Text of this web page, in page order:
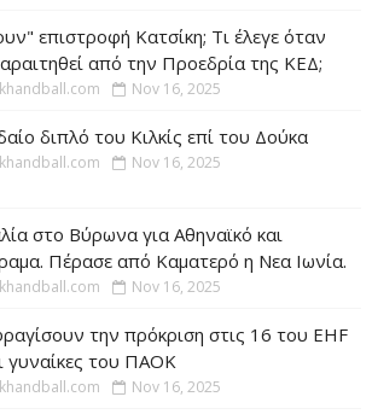
επιστροφή Κατσίκη; Τι έλεγε όταν
από την Προεδρία της ΚΕΔ;
Nov 16, 2025
διπλό του Κιλκίς επί του Δούκα
Nov 16, 2025
στο Βύρωνα για Αθηναϊκό και
Πέρασε από Καματερό η Νεα Ιωνία.
Nov 16, 2025
την πρόκριση στις 16 του EHF
γυναίκες του ΠΑΟΚ
Nov 16, 2025